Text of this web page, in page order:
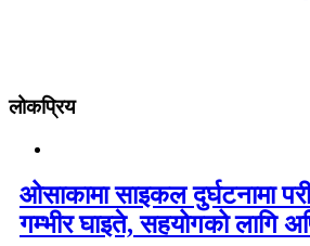
लोकप्रिय
ओसाकामा साइकल दुर्घटनामा परी
गम्भीर घाइते, सहयोगको लागि